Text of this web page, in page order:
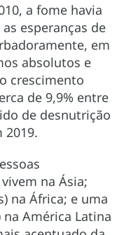
a fome havia
esperanças de
em
absolutos e
crescimento
de 9,9% entre
de desnutrição
2019.
na Ásia;
na África; e uma
América Latina